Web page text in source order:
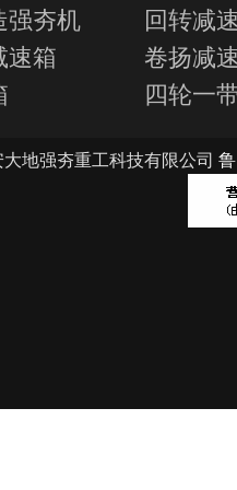
强夯机
速箱
回转减
卷扬减
四轮一
地强夯重工科技有限公司